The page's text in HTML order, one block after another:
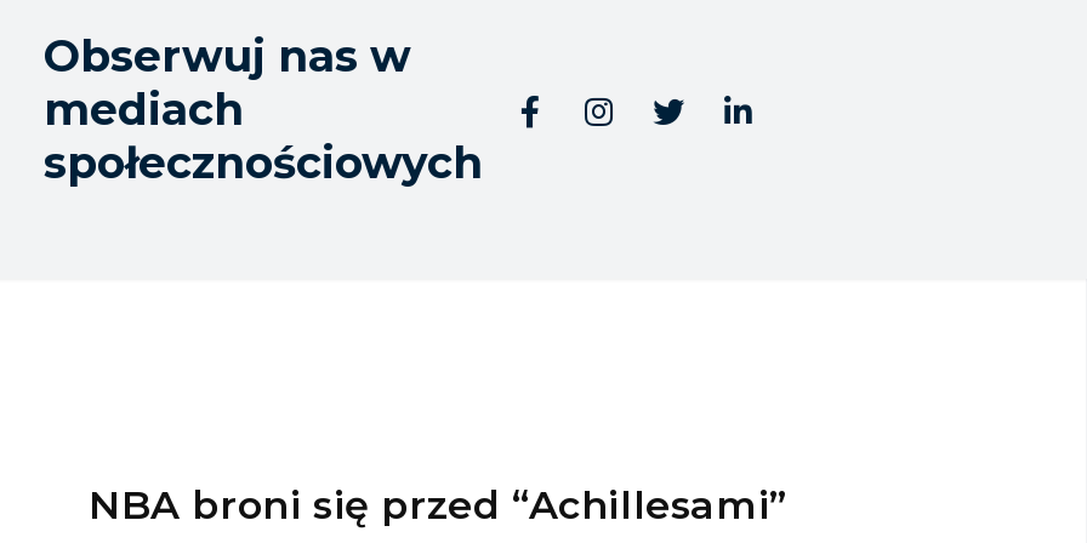
Obserwuj nas w
mediach
społecznościowych
   
NBA broni się przed “Achillesami”